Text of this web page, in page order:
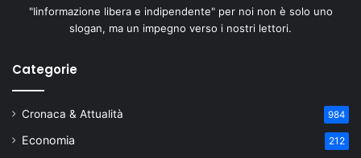
"Iinformazione libera e indipendente" per noi non è solo uno
slogan, ma un impegno verso i nostri lettori.
Categorie
Cronaca & Attualità 984
Economia 212